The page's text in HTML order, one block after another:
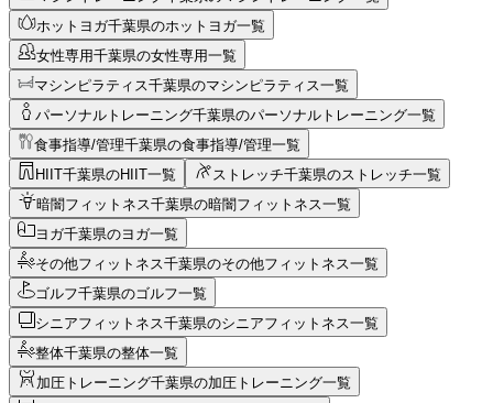
ホットヨガ千葉県のホットヨガ一覧
女性専用千葉県の女性専用一覧
マシンピラティス千葉県のマシンピラティス一覧
パーソナルトレーニング千葉県のパーソナルトレーニング一覧
食事指導/管理千葉県の食事指導/管理一覧
HIIT千葉県のHIIT一覧 ストレッチ千葉県のストレッチ一覧
暗闇フィットネス千葉県の暗闇フィットネス一覧
ヨガ千葉県のヨガ一覧
その他フィットネス千葉県のその他フィットネス一覧
ゴルフ千葉県のゴルフ一覧
シニアフィットネス千葉県のシニアフィットネス一覧
整体千葉県の整体一覧
加圧トレーニング千葉県の加圧トレーニング一覧